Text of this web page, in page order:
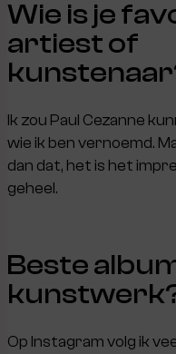
Wie is je
artiest of
Ik zou Paul Cezanne
wie ik ben vernoemd.
dan dat, het is het
geheel.
Beste
Op Instagram volg ik